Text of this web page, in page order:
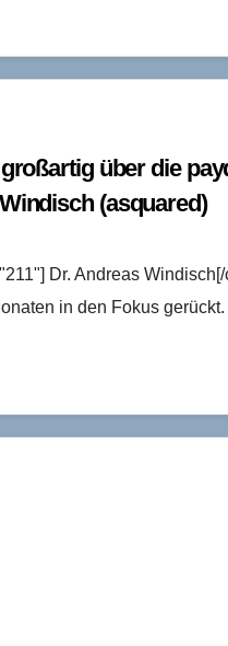
über die
(asquared)
Dr. Andreas
in den Fokus